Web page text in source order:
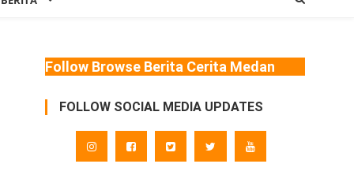
Follow Browse Berita Cerita Medan
FOLLOW SOCIAL MEDIA UPDATES